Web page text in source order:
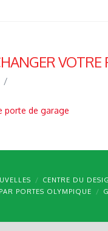
VOTRE
porte de garage
CENTRE DU
PORTES OLYMPIQUE